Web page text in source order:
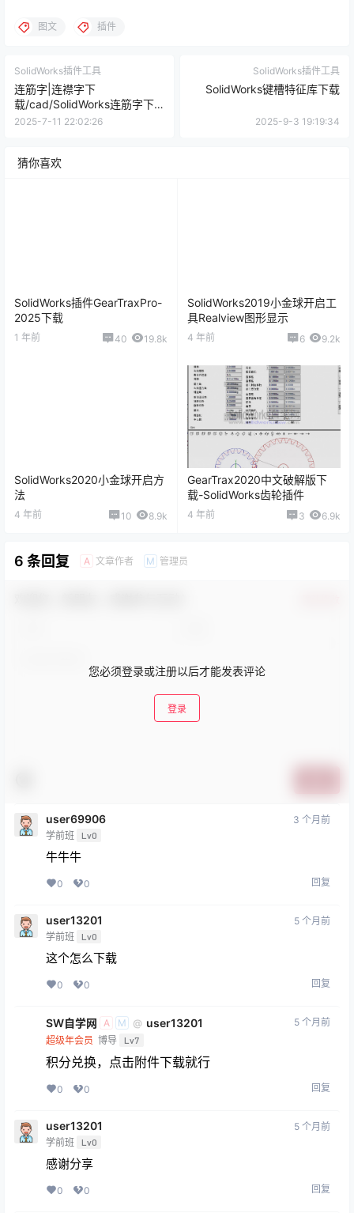
图文 插件
SolidWorks插件工具
连筋字|连襟字下
载/cad/SolidWorks连筋字下
载
2025-7-11 22:02:26
SolidWorks插件工具
SolidWorks键槽特征库下载
2025-9-3 19:19:34
猜你喜欢
SolidWorks插件GearTraxPro-
2025下载
1 年前 40 19.8k
SolidWorks2019小金球开启工
具Realview图形显示
4 年前 6 9.2k
SolidWorks2020小金球开启方
法
4 年前 10 8.9k
GearTrax2020中文破解版下
载-SolidWorks齿轮插件
4 年前 3 6.9k
6 条回复 A 文章作者 M 管理员
您必须登录或注册以后才能发表评论
登录
user69906
学前班 Lv0
3 个月前
牛牛牛
0 0 回复
user13201
学前班 Lv0
5 个月前
这个怎么下载
0 0 回复
SW自学网 A M @ user13201
超级年会员 博导 Lv7
5 个月前
积分兑换，点击附件下载就行
0 0 回复
user13201
学前班 Lv0
5 个月前
感谢分享
0 0 回复